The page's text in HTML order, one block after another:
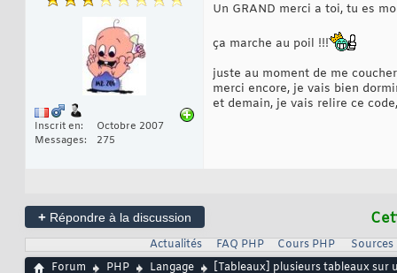
26
28
31
32
33
echo'</table>';
echo '</td>'
if($retourLigne >=
echo
'</
Inscrit en
Octobre 2007
Messages
275
Un GRAND merci a toi, tu es
ça marche au poil !!!
juste au moment de me
merci encore, je vais bien dormir
et demain, je vais relire ce
+ Répondre à la discussion
Actualités FAQ PHP Cours PHP Sources
Forum
PHP Langage [Tableaux] plusieurs tableaux sur